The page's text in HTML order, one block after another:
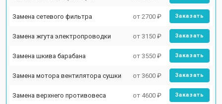
Замена сетевого фильтра от 2700 ₽ Заказать
Замена жгута электропроводки от 3150 ₽ Заказать
Замена шкива барабана от 3550 ₽ Заказать
Замена мотора вентилятора сушки от 3600 ₽ Заказать
Замена верхнего противовеса от 4600 ₽ Заказать